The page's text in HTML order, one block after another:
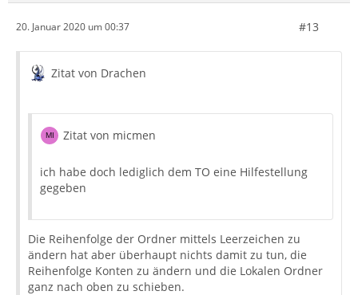
20. Januar 2020 um 00:37 #13
Zitat von Drachen
Zitat von micmen
ich habe doch lediglich dem TO eine Hilfestellung
gegeben
Die Reihenfolge der Ordner mittels Leerzeichen zu
ändern hat aber überhaupt nichts damit zu tun, die
Reihenfolge Konten zu ändern und die Lokalen Ordner
ganz nach oben zu schieben.